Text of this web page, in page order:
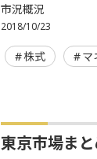
市況概況
2018/10/23
株式 マ
東京市場ま